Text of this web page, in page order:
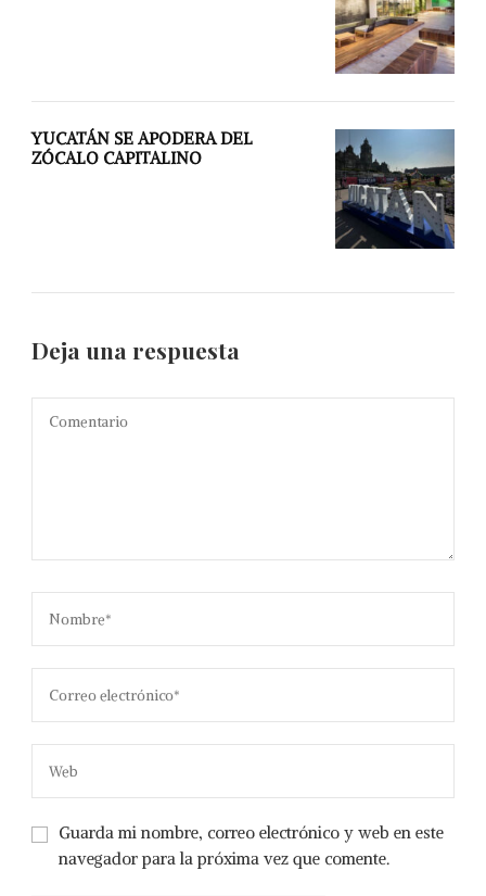
YUCATÁN SE APODERA DEL
ZÓCALO CAPITALINO
Deja una respuesta
Guarda mi nombre, correo electrónico y web en este
navegador para la próxima vez que comente.